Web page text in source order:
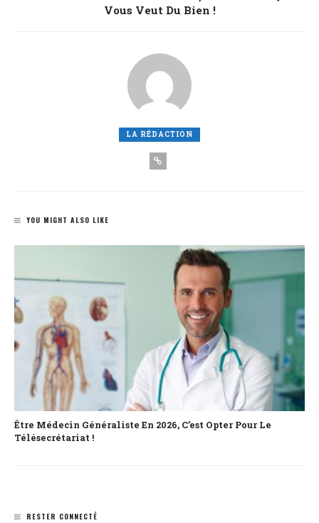
Vous Veut Du Bien !
LA RÉDACTION
YOU MIGHT ALSO LIKE
Être Médecin Généraliste En 2026, C’est Opter Pour Le
Télésecrétariat !
RESTER CONNECTÉ